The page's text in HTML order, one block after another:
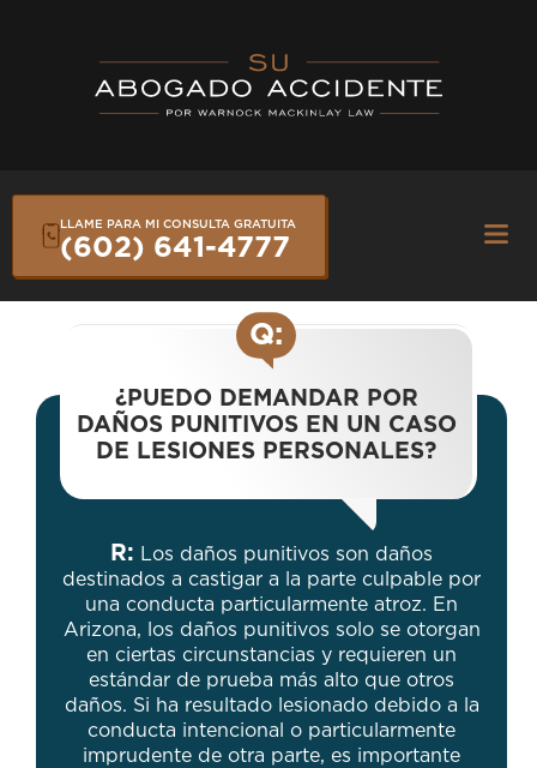
LLAME PARA MI CONSULTA GRATUITA
(602) 641-4777
Q:
¿PUEDO DEMANDAR POR
DAÑOS PUNITIVOS EN UN CASO
DE LESIONES PERSONALES?
R: Los daños punitivos son daños
destinados a castigar a la parte culpable por
una conducta particularmente atroz. En
Arizona, los daños punitivos solo se otorgan
en ciertas circunstancias y requieren un
estándar de prueba más alto que otros
daños. Si ha resultado lesionado debido a la
conducta intencional o particularmente
imprudente de otra parte, es importante